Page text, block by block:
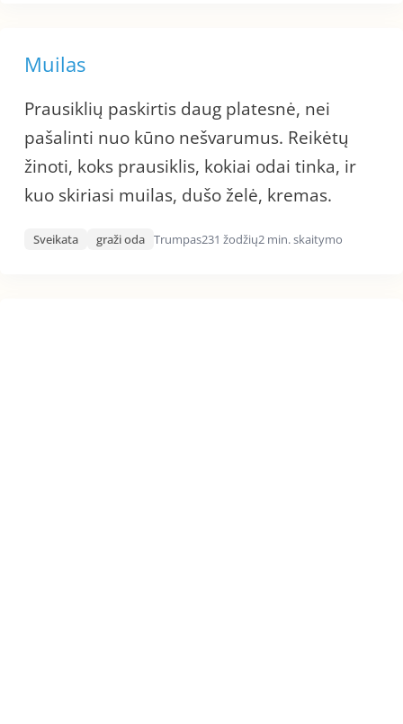
Muilas
Prausiklių paskirtis daug platesnė, nei
pašalinti nuo kūno nešvarumus. Reikėtų
žinoti, koks prausiklis, kokiai odai tinka, ir
kuo skiriasi muilas, dušo želė, kremas.
Sveikata graži oda Trumpas231 žodžių2 min. skaitymo